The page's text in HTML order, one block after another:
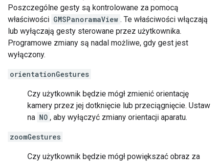
Poszczególne gesty są kontrolowane za pomocą
właściwości GMSPanoramaView . Te właściwości włączają
lub wyłączają gesty sterowane przez użytkownika.
Programowe zmiany są nadal możliwe, gdy gest jest
wyłączony.
orientationGestures
Czy użytkownik będzie mógł zmienić orientację
kamery przez jej dotknięcie lub przeciągnięcie. Ustaw
na NO , aby wyłączyć zmiany orientacji aparatu.
zoomGestures
Czy użytkownik będzie mógł powiększać obraz za